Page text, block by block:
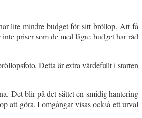
lite mindre budget för sitt bröllop. Att få
priser som de med lägre budget har råd
Detta är extra värdefullt i starten
Det blir på det sättet en smidig hantering
att göra. I omgångar visas också ett urval